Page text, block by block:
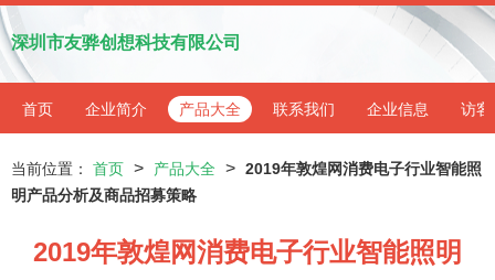
深圳市友骅创想科技有限公司
首页 企业简介 产品大全 联系我们 企业信息 访客
当前位置： 首页 > 产品大全 > 2019年敦煌网消费电子行业智能照
明产品分析及商品招募策略
2019年敦煌网消费电子行业智能照明